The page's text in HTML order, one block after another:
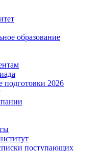
образование
подготовки 2026
поступающих